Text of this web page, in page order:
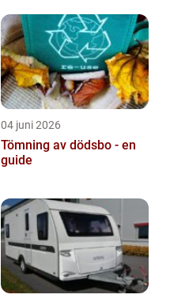
04 juni 2026
Tömning av dödsbo - en
guide